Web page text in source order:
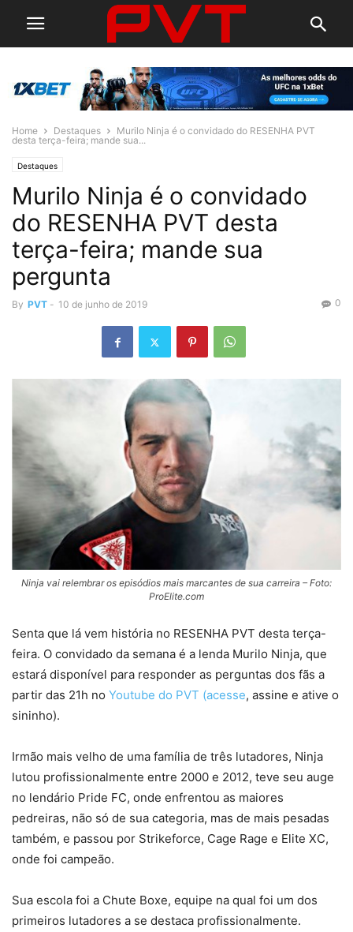
Home Destaques
Murilo Ninja é o convidado do RESENHA PVT
desta terça-feira; mande sua...
Destaques
Murilo Ninja é o convidado
do RESENHA PVT desta
terça-feira; mande sua
pergunta
By PVT - 10 de junho de 2019 0
Ninja vai relembrar os episódios mais marcantes de sua carreira – Foto:
ProElite.com
Senta que lá vem história no RESENHA PVT desta terça-
feira. O convidado da semana é a lenda Murilo Ninja, que
estará disponível para responder as perguntas dos fãs a
partir das 21h no Youtube do PVT (acesse, assine e ative o
sininho).
Irmão mais velho de uma família de três lutadores, Ninja
lutou profissionalmente entre 2000 e 2012, teve seu auge
no lendário Pride FC, onde enfrentou as maiores
pedreiras, não só de sua categoria, mas de mais pesadas
também, e passou por Strikeforce, Cage Rage e Elite XC,
onde foi campeão.
Sua escola foi a Chute Boxe, equipe na qual foi um dos
primeiros lutadores a se destaca profissionalmente.